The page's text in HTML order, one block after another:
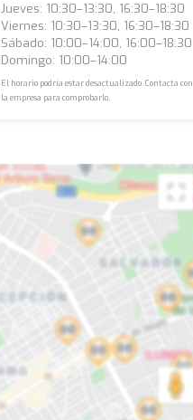
Jueves: 10:30–13:30, 16:30–18:30
Viernes: 10:30–13:30, 16:30–18:30
Sábado: 10:00–14:00, 16:00–18:30
Domingo: 10:00–14:00
El horario podría estar desactualizado. Contacta con
la empresa para comprobarlo.